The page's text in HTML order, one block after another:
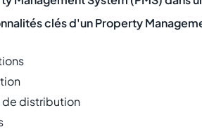
clés d'un Property
de distribution